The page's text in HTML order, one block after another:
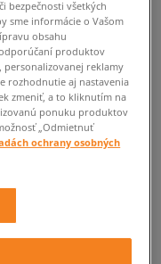
bezpečnosti všetkých
sme informácie o Vašom
obsahu
produktov
personalizovanej reklamy
rozhodnutie aj nastavenia
zmeniť, a to kliknutím na
ponuku produktov
„Odmietnuť
ochrany osobných